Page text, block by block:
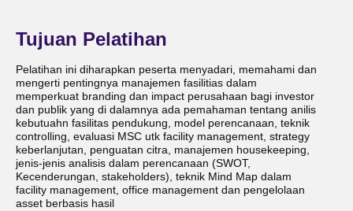
Tujuan Pelatihan
Pelatihan ini diharapkan peserta menyadari, memahami dan
mengerti pentingnya manajemen fasilitias dalam
memperkuat branding dan impact perusahaan bagi investor
dan publik yang di dalamnya ada pemahaman tentang anilis
kebutuahn fasilitas pendukung, model perencanaan, teknik
controlling, evaluasi MSC utk facility management, strategy
keberlanjutan, penguatan citra, manajemen housekeeping,
jenis-jenis analisis dalam perencanaan (SWOT,
Kecenderungan, stakeholders), teknik Mind Map dalam
facility management, office management dan pengelolaan
asset berbasis hasil